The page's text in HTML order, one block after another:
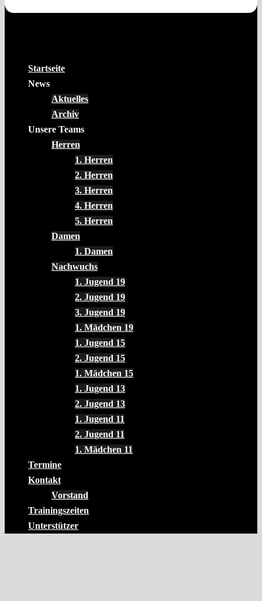
Startseite
News
Aktuelles
Archiv
Unsere Teams
Herren
1. Herren
2. Herren
3. Herren
4. Herren
5. Herren
Damen
1. Damen
Nachwuchs
1. Jugend 19
2. Jugend 19
3. Jugend 19
1. Mädchen 19
1. Jugend 15
2. Jugend 15
1. Mädchen 15
1. Jugend 13
2. Jugend 13
1. Jugend 11
2. Jugend 11
1. Mädchen 11
Termine
Kontakt
Vorstand
Trainingszeiten
Unterstützer